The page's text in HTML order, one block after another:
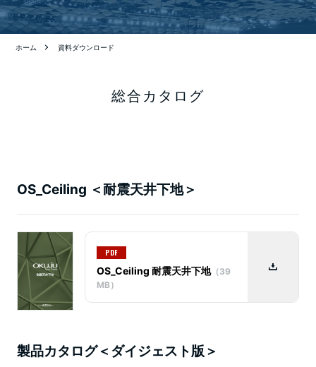
ホーム 資料ダウンロード
総合カタログ
OS_Ceiling ＜耐震天井下地＞
PDF
OS_Ceiling 耐震天井下地（39
MB）
製品カタログ＜ダイジェスト版＞